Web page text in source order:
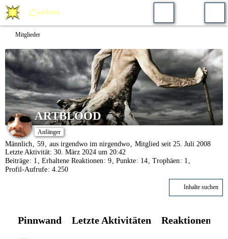
Mitglieder
ARTBLOOD
Anfänger
Männlich 59 aus irgendwo im nirgendwo
Mitglied seit 25. Juli 2008
Letzte Aktivität: 30. März 2024 um 20:42
Beiträge
1 Erhaltene Reaktionen 9 Punkte 14 Trophäen
1
Profil-Aufrufe 4.250
Inhalte suchen
Pinnwand Letzte Aktivitäten Reaktionen